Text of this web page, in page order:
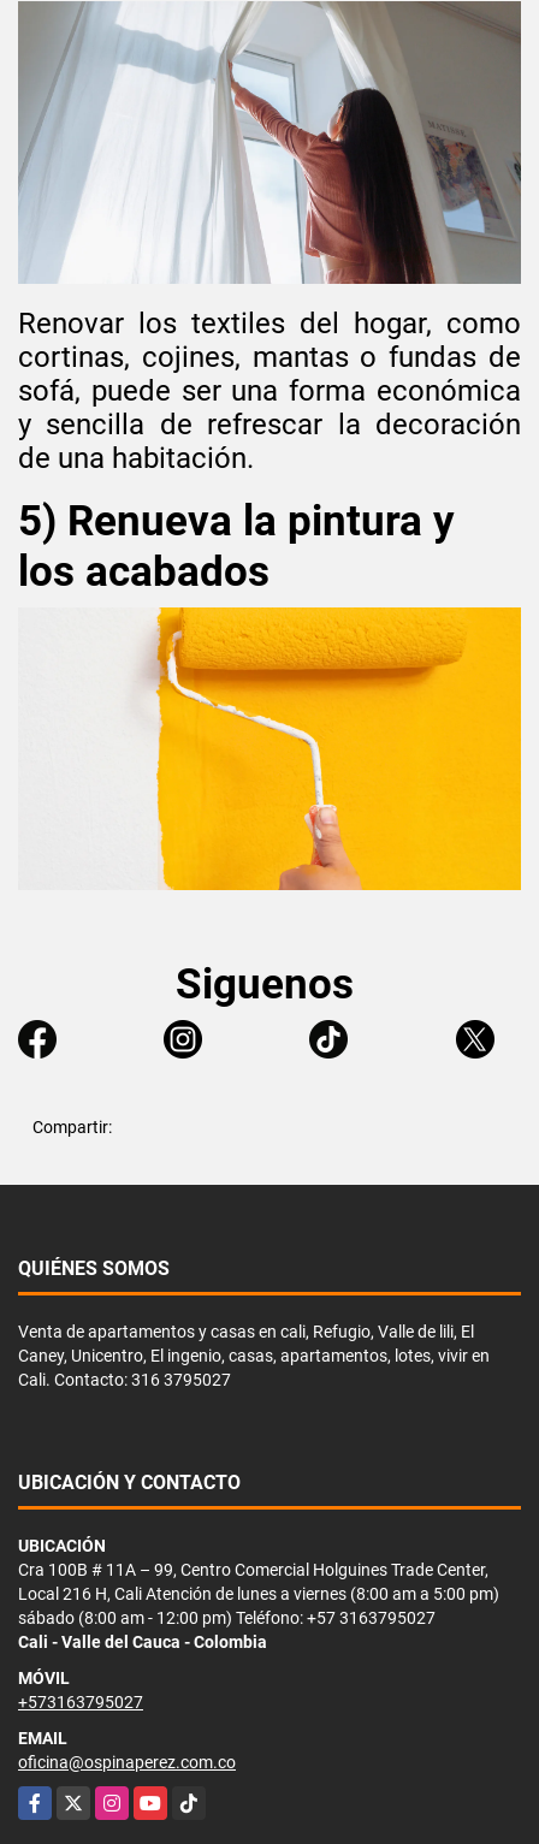
Renovar los textiles del hogar, como
cortinas, cojines, mantas o fundas de
sofá, puede ser una forma económica
y sencilla de refrescar la decoración
de una habitación.
5) Renueva la pintura y
los acabados
Siguenos
Compartir:
QUIÉNES SOMOS
Venta de apartamentos y casas en cali, Refugio, Valle de lili, El
Caney, Unicentro, El ingenio, casas, apartamentos, lotes, vivir en
Cali. Contacto: 316 3795027
UBICACIÓN Y CONTACTO
UBICACIÓN
Cra 100B # 11A – 99, Centro Comercial Holguines Trade Center,
Local 216 H, Cali Atención de lunes a viernes (8:00 am a 5:00 pm)
sábado (8:00 am - 12:00 pm) Teléfono: +57 3163795027
Cali - Valle del Cauca - Colombia
MÓVIL
+573163795027
EMAIL
oficina@ospinaperez.com.co
Facebook
X InstagramYouTubeTikTok